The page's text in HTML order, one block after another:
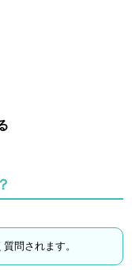
問されます。